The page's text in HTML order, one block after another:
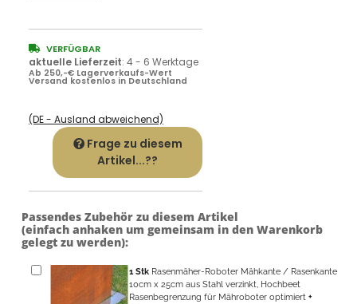
VERFÜGBAR
aktuelle Lieferzeit: 4 - 6 Werktage
Ab 250,-€ Lagerverkaufs-Wert
Versand kostenlos in Deutschland
(DE - Ausland abweichend)
Frage zu diesem
Artikel...??
Passendes Zubehör zu diesem Artikel
(einfach anhaken um gemeinsam in den Warenkorb
gelegt zu werden):
1Stk Rasenmäher-Roboter Mähkante / Rasenkante
10cm x 25cm aus Stahl verzinkt, Hochbeet
Rasenbegrenzung für Mähroboter optimiert +